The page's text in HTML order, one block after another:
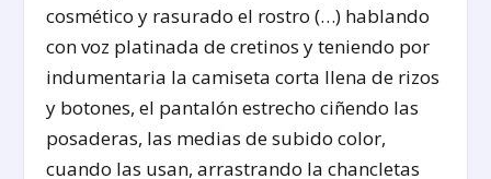
cosmético y rasurado el rostro (…) hablando
con voz platinada de cretinos y teniendo por
indumentaria la camiseta corta llena de rizos
y botones, el pantalón estrecho ciñendo las
posaderas, las medias de subido color,
cuando las usan, arrastrando la chancletas